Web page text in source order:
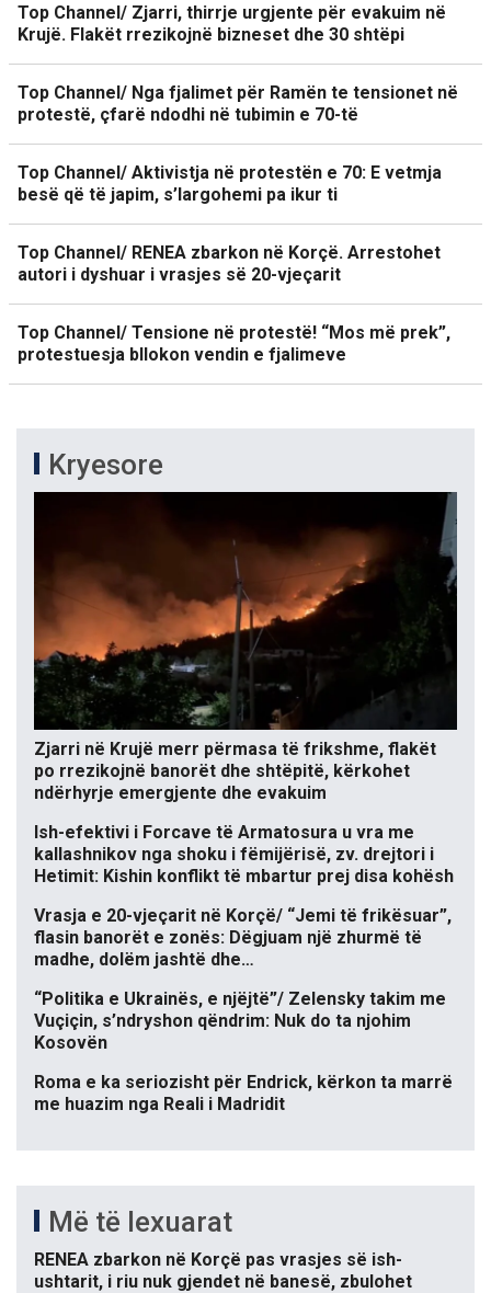
Top Channel/ Zjarri, thirrje urgjente për evakuim në
Krujë. Flakët rrezikojnë bizneset dhe 30 shtëpi
Top Channel/ Nga fjalimet për Ramën te tensionet në
protestë, çfarë ndodhi në tubimin e 70-të
Top Channel/ Aktivistja në protestën e 70: E vetmja
besë që të japim, s’largohemi pa ikur ti
Top Channel/ RENEA zbarkon në Korçë. Arrestohet
autori i dyshuar i vrasjes së 20-vjeçarit
Top Channel/ Tensione në protestë! “Mos më prek”,
protestuesja bllokon vendin e fjalimeve
Kryesore
Zjarri në Krujë merr përmasa të frikshme, flakët
po rrezikojnë banorët dhe shtëpitë, kërkohet
ndërhyrje emergjente dhe evakuim
Ish-efektivi i Forcave të Armatosura u vra me
kallashnikov nga shoku i fëmijërisë, zv. drejtori i
Hetimit: Kishin konflikt të mbartur prej disa kohësh
Vrasja e 20-vjeçarit në Korçë/ “Jemi të frikësuar”,
flasin banorët e zonës: Dëgjuam një zhurmë të
madhe, dolëm jashtë dhe…
“Politika e Ukrainës, e njëjtë”/ Zelensky takim me
Vuçiçin, s’ndryshon qëndrim: Nuk do ta njohim
Kosovën
Roma e ka seriozisht për Endrick, kërkon ta marrë
me huazim nga Reali i Madridit
Më të lexuarat
RENEA zbarkon në Korçë pas vrasjes së ish-
ushtarit, i riu nuk gjendet në banesë, zbulohet